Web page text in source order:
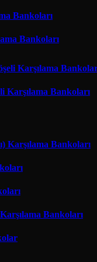
Bankoları
Bankoları
Karşılama
Karşılama Bankoları
Karşılama Bankoları
Bankoları